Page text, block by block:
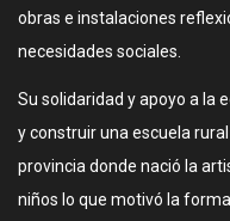
obras e instalaciones
necesidades sociales.
Su solidaridad y apoyo a la
y construir una escuela
provincia donde nació la
niños lo que motivó la